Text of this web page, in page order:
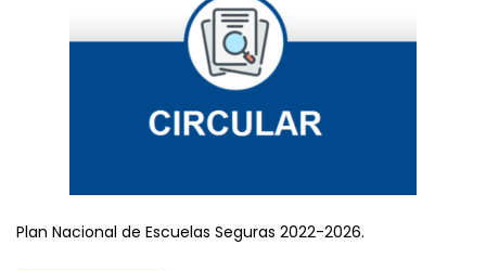
Plan Nacional de Escuelas Seguras 2022-2026.